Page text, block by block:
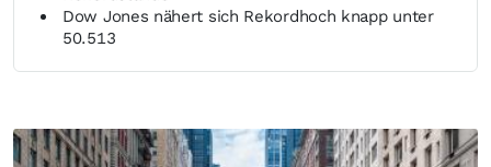
Dow Jones nähert sich Rekordhoch knapp unter
50.513